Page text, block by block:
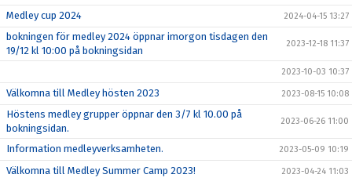
Medley cup 2024 2024-04-15 13:27
bokningen för medley 2024 öppnar imorgon tisdagen den
19/12 kl 10:00 på bokningsidan
2023-12-18 11:37
2023-10-03 10:37
Välkomna till Medley hösten 2023 2023-08-15 10:08
Höstens medley grupper öppnar den 3/7 kl 10.00 på
bokningsidan.
2023-06-26 11:00
Information medleyverksamheten. 2023-05-09 10:19
Välkomna till Medley Summer Camp 2023! 2023-04-24 11:03